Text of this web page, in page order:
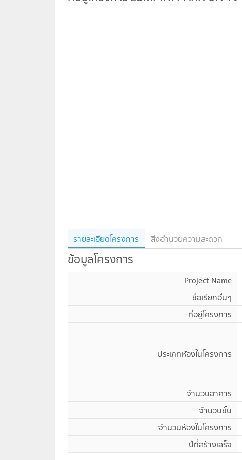
รายละเอียดโครงการ สิ่งอำนวยความสะดวก
ข้อมูลโครงการ
Project Name
ชื่อเรียกอื่นๆ
ที่อยู่โครงการ
ประเภทห้องในโครงการ
จำนวนอาคาร
จำนวนชั้น
จำนวนห้องในโครงการ
ปีที่สร้างเสร็จ